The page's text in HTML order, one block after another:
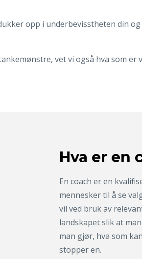
opp i underbevisstheten din
vet vi også hva som er
Hva er en
En coach er en
mennesker til å se
vil ved bruk av
landskapet slik at
man gjør, hva som
stopper en.